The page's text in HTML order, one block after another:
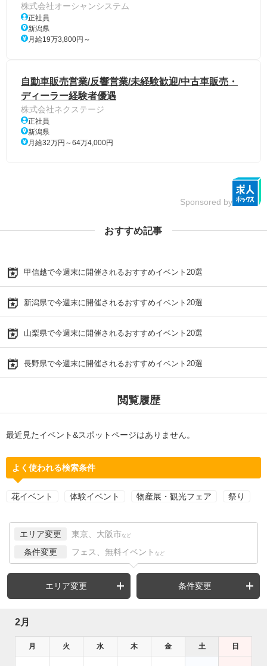
株式会社オーシャンシステム
正社員
新潟県
月給19万3,800円～
自動車販売営業/反響営業/未経験歓迎/中古車販売・
ディーラー経験者優遇
株式会社ネクステージ
正社員
新潟県
月給32万円～64万4,000円
Sponsored by
おすすめ記事
甲信越で今週末に開催されるおすすめイベント20選
新潟県で今週末に開催されるおすすめイベント20選
山梨県で今週末に開催されるおすすめイベント20選
長野県で今週末に開催されるおすすめイベント20選
閲覧履歴
最近見たイベント&スポットページはありません。
よく使われる検索条件
花イベント 体験イベント 物産展・観光フェア 祭り
エリア変更 東京、大阪市 など
条件変更 フェス、無料イベント など
エリア変更 条件変更
2月
月 火 水 木 金 土 日